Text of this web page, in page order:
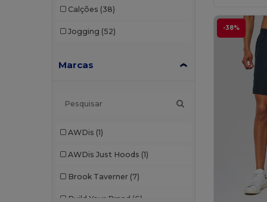
Calções (38)
Jogging (52)
Marcas
AWDis (1)
AWDis Just Hoods (1)
Brook Taverner (7)
Build Your Brand (6)
-38%